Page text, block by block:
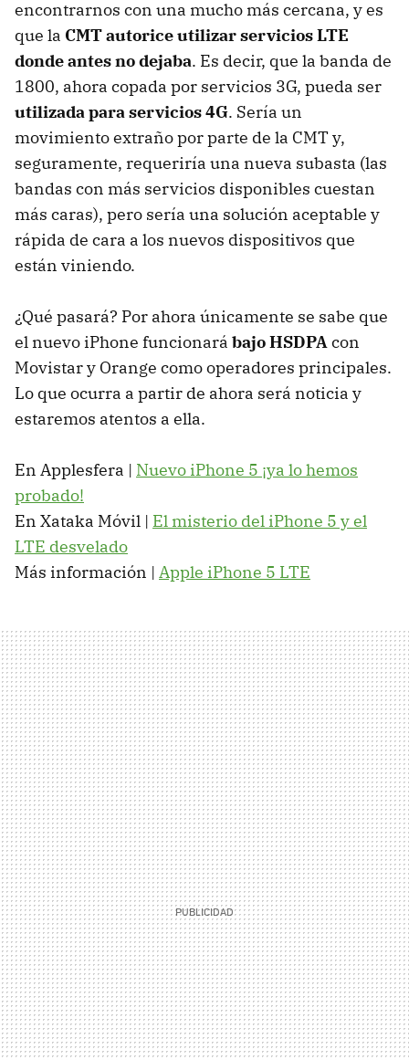
encontrarnos con una mucho más cercana, y es
que la CMTautorice utilizar serviciosLTE
donde antes no dejaba. Es decir, que la banda de
1800, ahora copada por servicios 3G, pueda ser
utilizada para servicios 4G. Sería un
movimiento extraño por parte de la CMTy,
seguramente, requeriría una nueva subasta (las
bandas con más servicios disponibles cuestan
más caras), pero sería una solución aceptable y
rápida de cara a los nuevos dispositivos que
están viniendo.
¿Qué pasará? Por ahora únicamente se sabe que
el nuevo iPhone funcionará bajoHSDPAcon
Movistar y Orange como operadores principales.
Lo que ocurra a partir de ahora será noticia y
estaremos atentos a ella.
En Applesfera | Nuevo iPhone 5 ¡ya lo hemos
probado!
En Xataka Móvil | El misterio del iPhone 5 y el
LTE desvelado
Más información | Apple iPhone 5 LTE